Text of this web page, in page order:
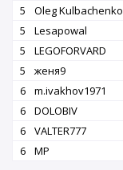
5
Oleg Kulbachenko
5
Lesapowal
5
LEGOFORVARD
5
женя9
6
m.ivakhov1971
6
DOLOBIV
6
VALTER777
6
MP